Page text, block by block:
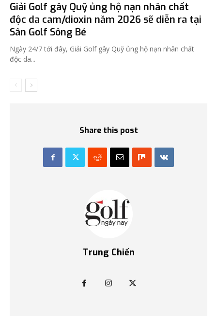
Giải Golf gây Quỹ ủng hộ nạn nhân chất
độc da cam/dioxin năm 2026 sẽ diễn ra tại
Sân Golf Sông Bé
Ngày 24/7 tới đây, Giải Golf gây Quỹ ủng hộ nạn nhân chất
độc da...
Share this post
Trung Chiến